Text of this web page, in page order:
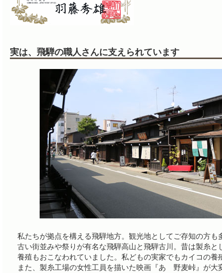
実は、飛騨の職人さんに支えられています
私たちが拠点を構える飛騨地方。観光地としてご存知の方も
古い街並みや祭りが有名な飛騨高山と飛騨古川。昔は製糸
養殖もおこなわれていました。私どもの実家でもカイコの養
また、製糸工場の女性工員を描いた映画『あゝ野麦峠』が大